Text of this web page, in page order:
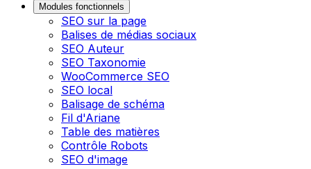
Modules fonctionnels
SEO sur la page
Balises de médias sociaux
SEO Auteur
SEO Taxonomie
WooCommerce SEO
SEO local
Balisage de schéma
Fil d'Ariane
Table des matières
Contrôle Robots
SEO d'image